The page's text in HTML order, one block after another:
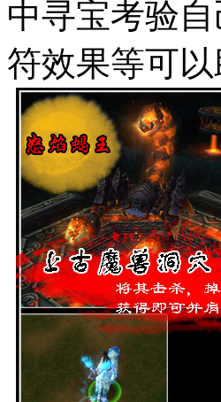
中寻宝考验
符效果等可